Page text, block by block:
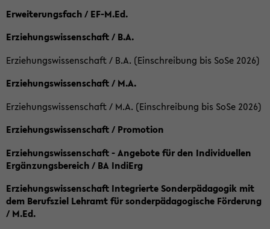
Erweiterungsfach / EF-M.Ed.
Erziehungswissenschaft / B.A.
Erziehungswissenschaft / B.A. (Einschreibung bis SoSe 2026)
Erziehungswissenschaft / M.A.
Erziehungswissenschaft / M.A. (Einschreibung bis SoSe 2026)
Erziehungswissenschaft / Promotion
Erziehungswissenschaft - Angebote für den Individuellen
Ergänzungsbereich / BA IndiErg
Erziehungswissenschaft Integrierte Sonderpädagogik mit
dem Berufsziel Lehramt für sonderpädagogische Förderung
/ M.Ed.